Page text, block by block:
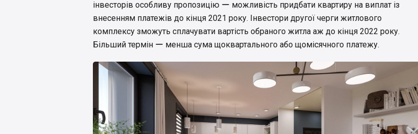
інвесторів особливу пропозицію ー можливість придбати квартиру на виплат із
внесенням платежів до кінця 2021 року. Інвестори другої черги житлового
комплексу зможуть сплачувати вартість обраного житла аж до кінця 2022 року.
Більший термін ー менша сума щоквартального або щомісячного платежу.